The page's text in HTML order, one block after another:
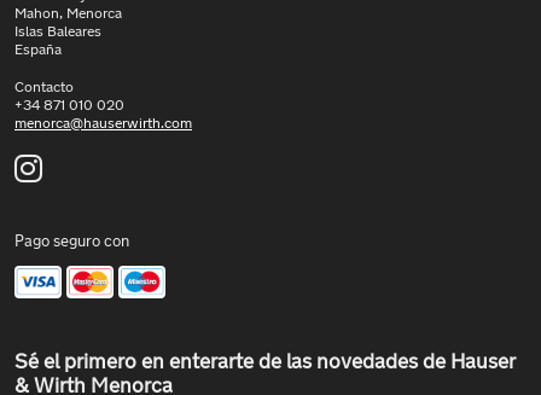
Mahon, Menorca
Islas Baleares
España
Contacto
+34 871 010 020
menorca@hauserwirth.com
Pago seguro con
Sé el primero en enterarte de las novedades de Hauser
& Wirth Menorca